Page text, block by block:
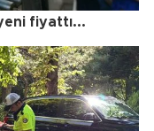
fiyattı...